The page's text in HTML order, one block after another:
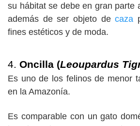
su hábitat se debe en gran parte
además de ser objeto decaza
fines estéticos y de moda.
4. Oncilla (Leoupardus
Es uno de los felinos de menor
en la Amazonía.
Es comparable con un gato